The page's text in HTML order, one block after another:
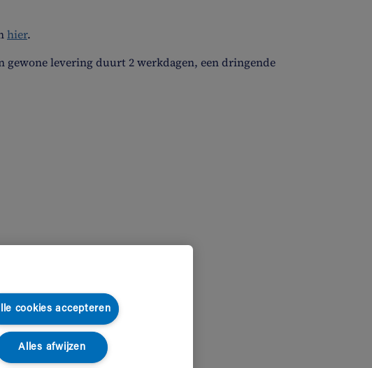
hier.
gewone levering duurt 2 werkdagen, een dringende
cookies accepteren
Alles afwijzen